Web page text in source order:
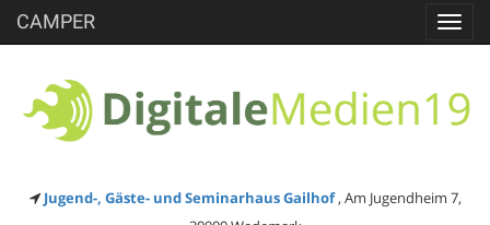
CAMPER
Jugend-, Gäste- und Seminarhaus Gailhof , Am Jugendheim 7,